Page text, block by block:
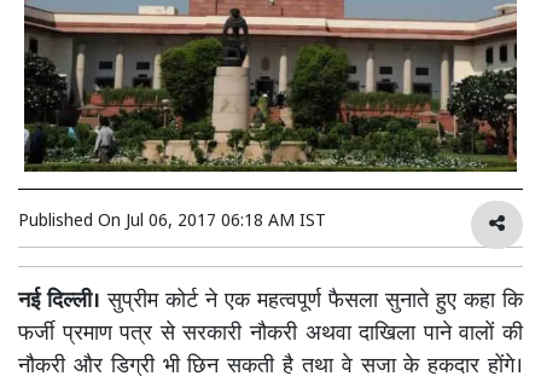
Published On Jul 06, 2017 06:18 AM IST
नई दिल्ली। सुप्रीम कोर्ट ने एक महत्वपूर्ण फैसला सुनाते हुए कहा कि
फर्जी प्रमाण पत्र से सरकारी नौकरी अथवा दाखिला पाने वालों की
नौकरी और डिग्री भी छिन सकती है तथा वे सजा के हकदार होंगे।